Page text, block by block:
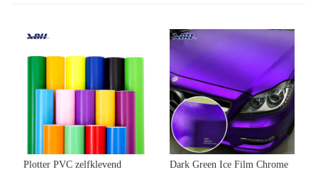
Plotter PVC zelfklevend
Dark Green Ice Film Chrome